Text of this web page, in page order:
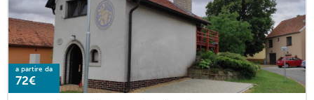
a partire da
72€